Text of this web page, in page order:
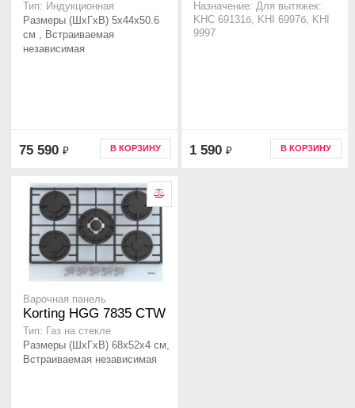
Тип: Индукционная
Размеры (ШхГхВ) 5x44x50.6
см , Встраиваемая
независимая
75 590 ₽ В КОРЗИНУ
Назначение: Для вытяжек:
KHC 69131б, KHI 6997б, KHI
9997
1 590 ₽ В КОРЗИНУ
Варочная панель
Korting HGG 7835 CTW
Тип: Газ на стекле
Размеры (ШхГхВ) 68х52х4 см,
Встраиваемая независимая